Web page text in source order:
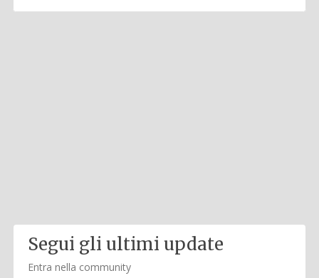
Segui gli ultimi update
Entra nella community